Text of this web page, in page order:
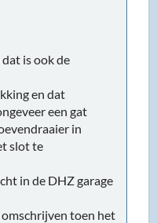
dat is ook de
en dat
een gat
in
slot te
in de DHZ garage
toen het